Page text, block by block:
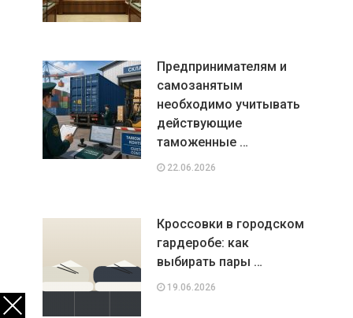
Предпринимателям и
самозанятым
необходимо учитывать
действующие
таможенные …
22.06.2026
Кроссовки в городском
гардеробе: как
выбирать пары …
19.06.2026